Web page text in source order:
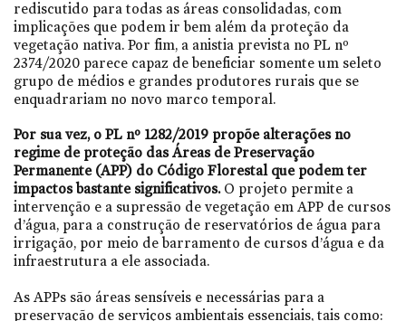
rediscutido para todas as áreas consolidadas, com
implicações que podem ir bem além da proteção da
vegetação nativa. Por fim, a anistia prevista no PL nº
2374/2020 parece capaz de beneficiar somente um seleto
grupo de médios e grandes produtores rurais que se
enquadrariam no novo marco temporal.
Por sua vez, o PL nº 1282/2019 propõe alterações no
regime de proteção das Áreas de Preservação
Permanente (APP) do Código Florestal que podem ter
impactos bastante significativos.O projeto permite a
intervenção e a supressão de vegetação em APP de cursos
d’água, para a construção de reservatórios de água para
irrigação, por meio de barramento de cursos d’água e da
infraestrutura a ele associada.
As APPs são áreas sensíveis e necessárias para a
preservação de serviços ambientais essenciais, tais como: